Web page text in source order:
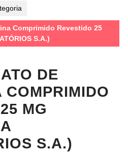
Comprimido Revestido 25
S.A.)
DE
COMPRIMIDO
MG
S.A.)